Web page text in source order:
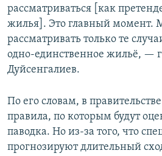
рассматриваться [как
жилья]. Это главный момент.
рассматривать только те
одно-единственное жильё, —
Дуйсенгалиев.
По его словам, в
правила, по которым будут
паводка. Но из-за того, что
прогнозируют длительный